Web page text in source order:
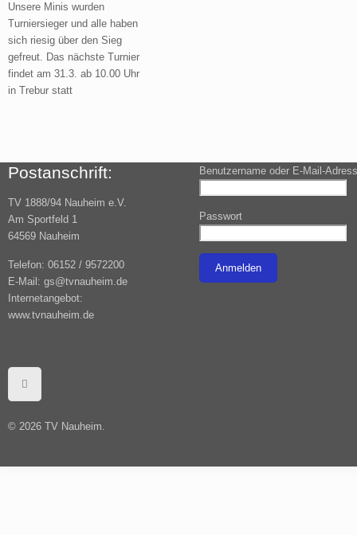
Unsere Minis wurden
Turniersieger und alle haben
sich riesig über den Sieg
gefreut. Das nächste Turnier
findet am 31.3. ab 10.00 Uhr
in Trebur statt
Postanschrift:
TV 1888/94 Nauheim e.V.
Am Sportfeld 1
64569 Nauheim
Telefon: 06152 / 9572200
E-Mail: gs@tvnauheim.de
Internetangebot:
www.tvnauheim.de
Benutzername oder E-Mail-
Passwort
© ­2026 TV Nauheim.